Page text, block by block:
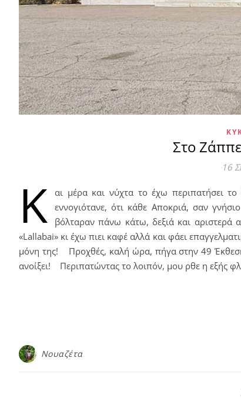
Στο
16
Κ
αι μέρα και νύχτα το έχω περιπατήσει
εννογιότανε, ότι κάθε Αποκριά, σαν
βόλταραν πάνω κάτω, δεξιά και
«Lallabai» κι έχω πιει καφέ αλλά και φάει
μόνη της! Προχθές, καλή ώρα, πήγα στην 49
ανοίξει! Περιπατώντας το λοιπόν, μου ρθε η εξής
Νουαζέτα